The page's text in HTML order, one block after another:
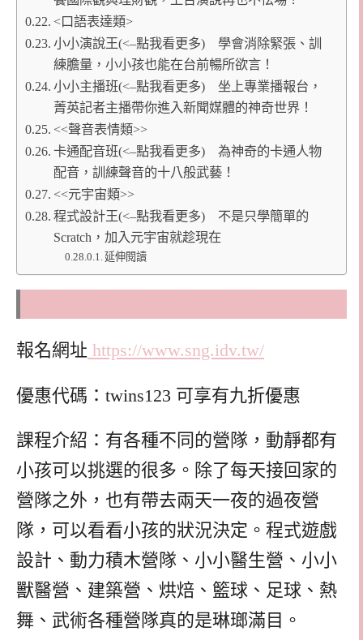
<口語表達類>
小小演說王(<–點我看更多) 學會消除緊張、訓
練膽量，小小孩也能在台前暢所欲言！
小小主播班(<–點我看更多) 坐上專業播報台，
菁英記者主播帶你進入新聞媒體的神奇世界！
<<聲音表情類>>
卡通配音班(<–點我看更多) 為神奇的卡通人物
配音，訓練聲音的十八般武藝！
<<元宇宙類>>
程式設計王(<–點我看更多) 不是只學簡單的
Scratch，加入元宇宙就趁現在
延伸閱讀
報名網址 https://www.sng.idv.tw/
優惠代碼：twins123 可享有九折優惠
課程介紹：有各種不同的營隊，動靜都有
小孩可以挑選的很多。除了每天接回家的
營隊之外，也有帶去兩天一夜的過夜營
隊，可以看看小孩的狀況決定。程式遊戲
設計、動力積木營隊、小小醫生營、小小
獸醫營、建築營、烘焙、籃球、足球、熱
舞、武術各種營隊真的是琳瑯滿目。